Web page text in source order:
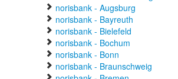
norisbank - Augsburg
norisbank - Bayreuth
norisbank - Bielefeld
norisbank - Bochum
norisbank - Bonn
norisbank - Braunschweig